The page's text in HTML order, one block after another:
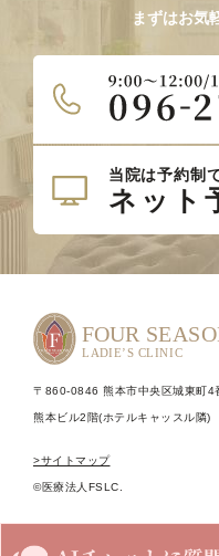
まずはお気
〒860-0846 熊本市中央区城東町4
熊本ビル2階(ホテルキャッスル隣)
>サイトマップ
©医療法人FSLC.